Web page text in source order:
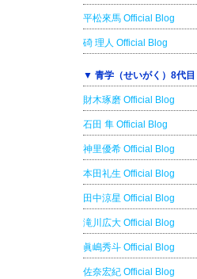
平松來馬 Official Blog
碕 理人 Official Blog
▼ 青学（せいがく）8代目
財木琢磨 Official Blog
石田 隼 Official Blog
神里優希 Official Blog
本田礼生 Official Blog
田中涼星 Official Blog
滝川広大 Official Blog
眞嶋秀斗 Official Blog
佐奈宏紀 Official Blog